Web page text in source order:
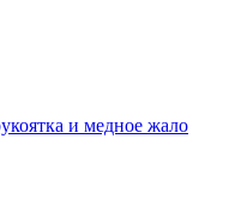
и медное жало